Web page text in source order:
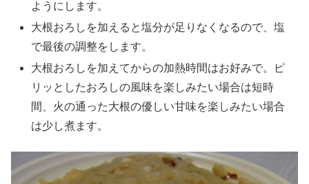
ようにします。
大根おろしを加えると塩分が足りなくなるので、塩
で最後の調整をします。
大根おろしを加えてからの加熱時間はお好みで。ピ
リッとしたおろしの風味を楽しみたい場合は短時
間、火の通った大根の優しい甘味を楽しみたい場合
は少し煮ます。